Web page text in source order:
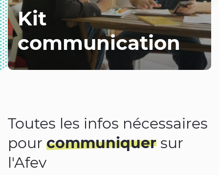
Kit
communication
Toutes les infos nécessaires
pour communiquer sur
l'Afev